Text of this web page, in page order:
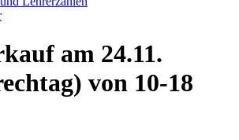
am 24.11.
von 10-18